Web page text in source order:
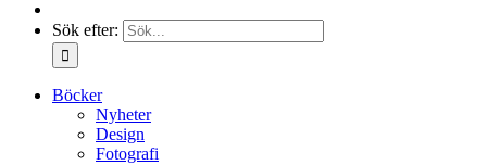
Sök efter:
Böcker
Nyheter
Design
Fotografi